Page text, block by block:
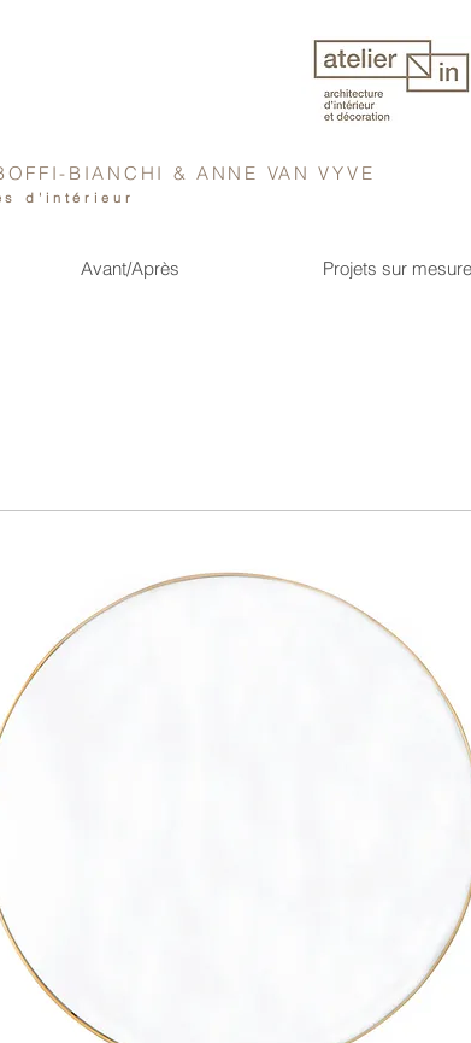
BIANCHI & ANNE VAN VYVE
d'intérieur
Avant/Après Projets sur mesure